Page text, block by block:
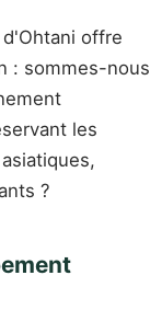
offre
: sommes-nous
les
?